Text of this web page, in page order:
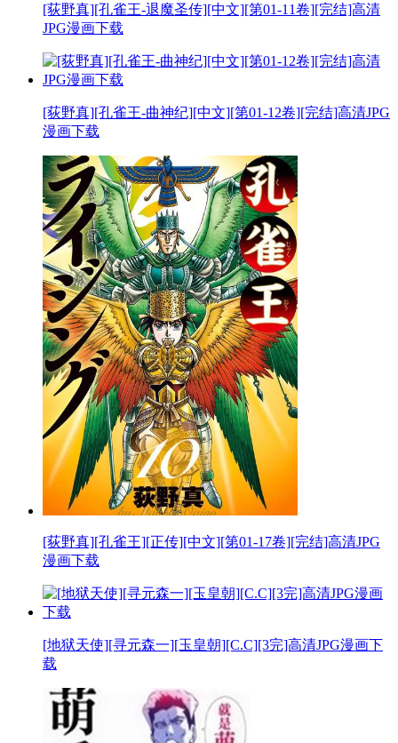
[荻野真][孔雀王-退魔圣传][中文][第01-11卷][完结]高清
JPG漫画下载
[荻野真][孔雀王-曲神纪][中文][第01-12卷][完结]高清JPG
漫画下载
[荻野真][孔雀王][正传][中文][第01-17卷][完结]高清JPG
漫画下载
[地狱天使][寻元森一][玉皇朝][C.C][3完]高清JPG漫画下
载